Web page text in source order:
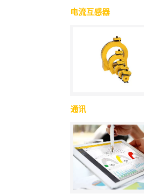
电流互感器
通讯